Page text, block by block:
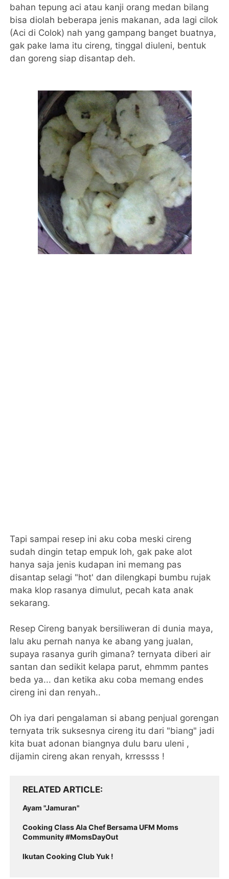
bahan tepung aci atau kanji orang medan bilang
bisa diolah beberapa jenis makanan, ada lagi cilok
(Aci di Colok) nah yang gampang banget buatnya,
gak pake lama itu cireng, tinggal diuleni, bentuk
dan goreng siap disantap deh.
Tapi sampai resep ini aku coba meski cireng
sudah dingin tetap empuk loh, gak pake alot
hanya saja jenis kudapan ini memang pas
disantap selagi "hot' dan dilengkapi bumbu rujak
maka klop rasanya dimulut, pecah kata anak
sekarang.
Resep Cireng banyak bersiliweran di dunia maya,
lalu aku pernah nanya ke abang yang jualan,
supaya rasanya gurih gimana? ternyata diberi air
santan dan sedikit kelapa parut, ehmmm pantes
beda ya... dan ketika aku coba memang endes
cireng ini dan renyah..
Oh iya dari pengalaman si abang penjual gorengan
ternyata trik suksesnya cireng itu dari "biang" jadi
kita buat adonan biangnya dulu baru uleni ,
dijamin cireng akan renyah, krressss !
RELATED ARTICLE
Ayam "Jamuran"
Cooking Class Ala Chef Bersama UFM Moms
Community #MomsDayOut
Ikutan Cooking Club Yuk !